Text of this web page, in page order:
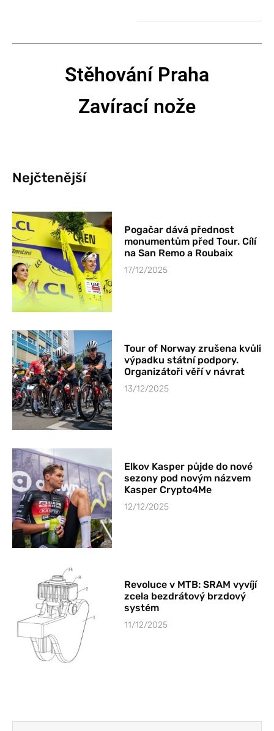
Stěhování Praha
Zavírací nože
Nejčtenější
Pogačar dává přednost
monumentům před Tour. Cílí
na San Remo a Roubaix
17/12/2025
Tour of Norway zrušena kvůli
výpadku státní podpory.
Organizátoři věří v návrat
13/12/2025
Elkov Kasper půjde do nové
sezony pod novým názvem
Kasper Crypto4Me
12/12/2025
Revoluce v MTB: SRAM vyvíjí
zcela bezdrátový brzdový
systém
11/12/2025